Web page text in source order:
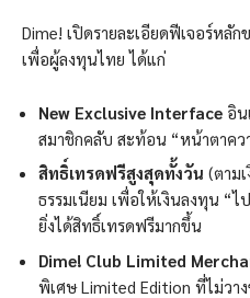
Dime! เปิดรายละเอียดฟีเจอร์หลั
เพื่อผู้ลงทุนไทย ได้แก่
New Exclusive Interface อิน
สมาชิกคลับ สะท้อน “หน้าตาคว
สิทธิ์เทรดฟรีสูงสุดทั้งวัน (ตาม
ธรรมเนียม เพื่อให้เงินลงทุน “ไ
ยิ่งได้สิทธิ์เทรดฟรีมากขึ้น
Dime! Club Limited
พิเศษ Limited Edition ที่ไม่วา